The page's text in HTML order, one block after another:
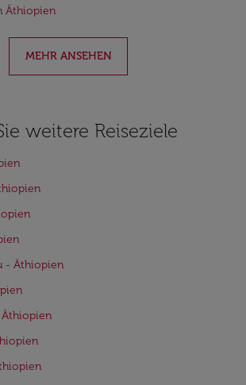
Äthiopien
MEHR ANSEHEN
weitere Reiseziele
- Äthiopien